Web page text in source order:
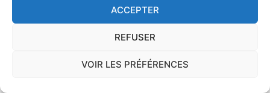
ACCEPTER
REFUSER
VOIR LES PRÉFÉRENCES
Je demande le descriptif des
risques pour ma ville